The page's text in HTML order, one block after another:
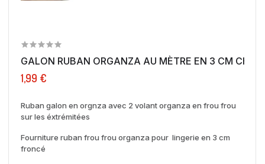
GALON RUBAN ORGANZA AU MÈTRE EN
1,99 €
Ruban galon en orgnza avec 2 volant organza en frou frou
sur les éxtrémitées
Fourniture ruban frou frou organza pour lingerie en 3 cm
froncé